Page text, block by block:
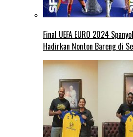
Final UEFA EURO 2024
Hadirkan Nonton Bareng di